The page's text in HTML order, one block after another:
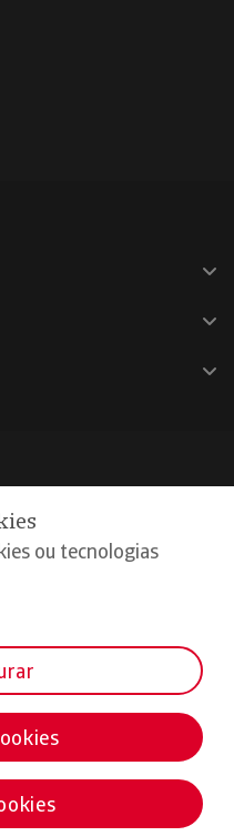
ou tecnologias